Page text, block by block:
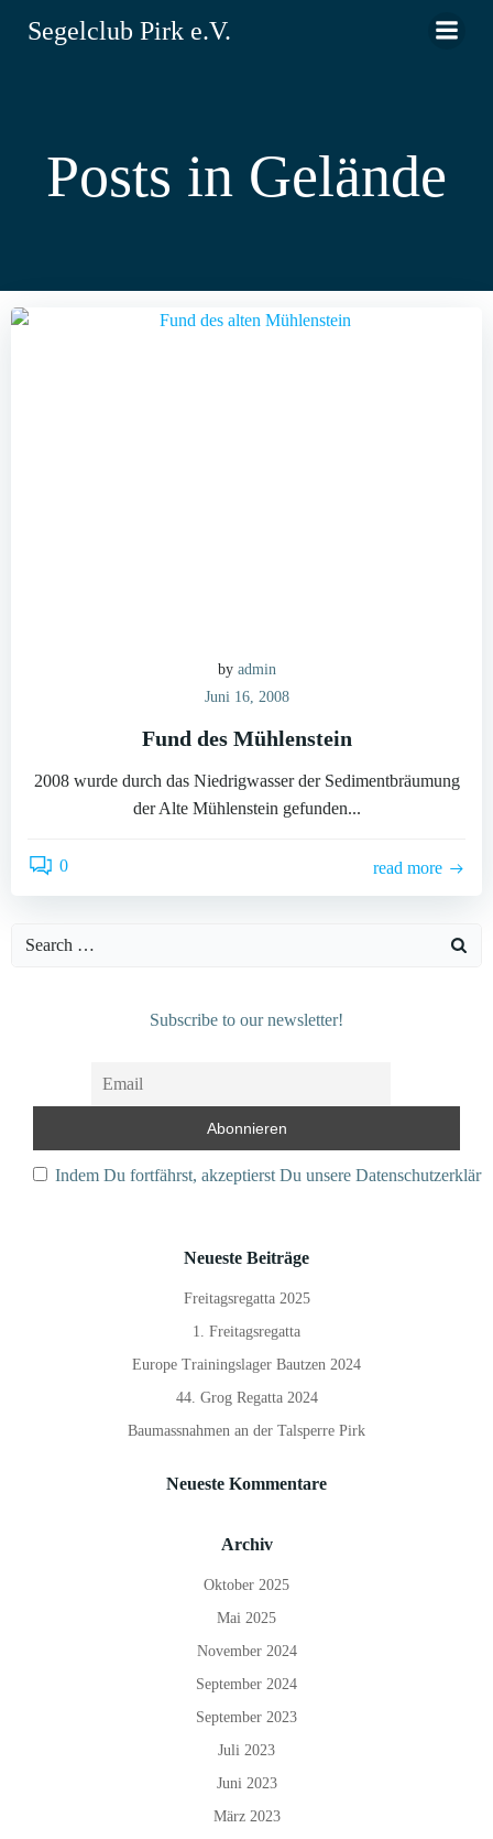
Segelclub Pirk e.V.
Posts in Gelände
by admin
Juni 16, 2008
Fund des Mühlenstein
2008 wurde durch das Niedrigwasser der Sedimentbräumung
der Alte Mühlenstein gefunden...
0 read more
Search
Subscribe to our newsletter!
Indem Du fortfährst, akzeptierst Du unsere
Neueste Beiträge
Freitagsregatta 2025
1. Freitagsregatta
Europe Trainingslager Bautzen 2024
44. Grog Regatta 2024
Baumassnahmen an der Talsperre Pirk
Neueste Kommentare
Archiv
Oktober 2025
Mai 2025
November 2024
September 2024
September 2023
Juli 2023
Juni 2023
März 2023